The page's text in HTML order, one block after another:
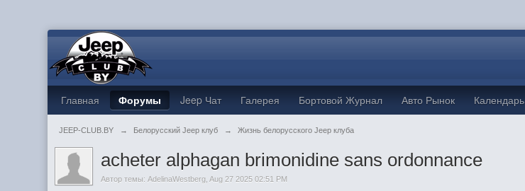
Главная Форумы Jeep Чат Галерея Бортовой Журнал Авто Рынок Календарь
JEEP-CLUB.BY → Белорусский Jeep клуб → Жизнь белорусского Jeep клуба
acheter alphagan brimonidine sans ordonnance
Автор темы:AdelinaWestberg ,Aug 27 2025 02:51 PM